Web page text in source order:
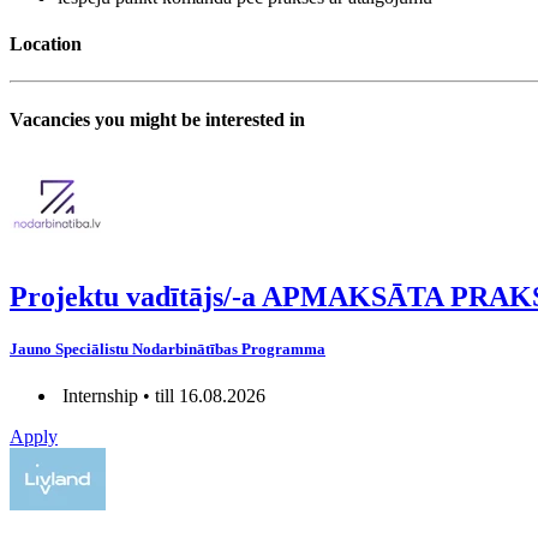
Location
Vacancies you might be interested in
Projektu vadītājs/-a APMAKSĀTA
Jauno Speciālistu Nodarbinātības Programma
Internship • till 16.08.2026
Apply